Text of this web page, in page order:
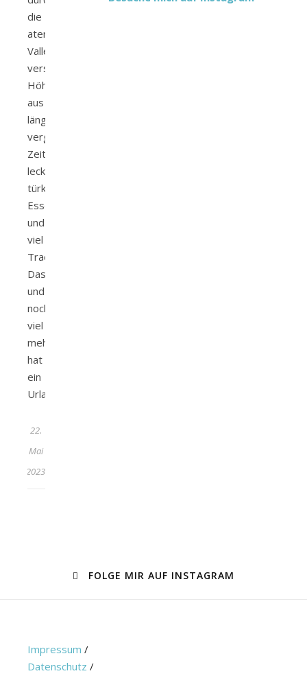
die
atemberaubenden
Valleys,
versteckte
Höhlen
aus
längst
vergangenen
Zeiten,
lecker
türkisches
Essen
und
viel
Tradition.
Das
und
noch
viel
mehr
hat
ein
Urlaub…
22.
Mai
2023
FOLGE MIR AUF INSTAGRAM
Impressum /
Datenschutz /